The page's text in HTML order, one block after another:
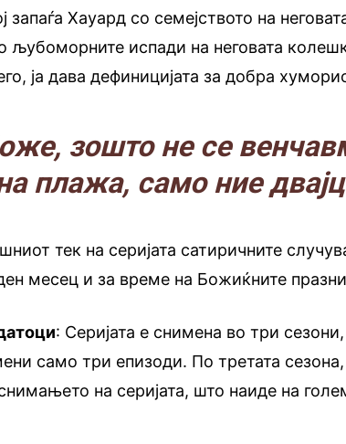
запаѓа Хауард со семејството на
љубоморните испади на неговата
ја дава дефиницијата за добра
зошто не се
плажа, само ние
тек на серијата сатиричните
месец и за време на Божиќните
: Серијата е снимена во три
само три епизоди. По третата
на серијата, што наиде на